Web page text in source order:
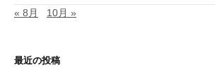
« 8月 10月 »
最近の投稿